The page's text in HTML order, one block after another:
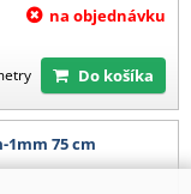
na objednávku
Do košíka
75 cm